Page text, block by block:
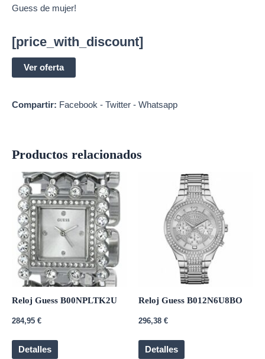
Guess de mujer!
[price_with_discount]
Ver oferta
Compartir: Facebook - Twitter - Whatsapp
Productos relacionados
Reloj Guess B00NPLTK2U
284,95 €
Detalles
Reloj Guess B012N6U8BO
296,38 €
Detalles